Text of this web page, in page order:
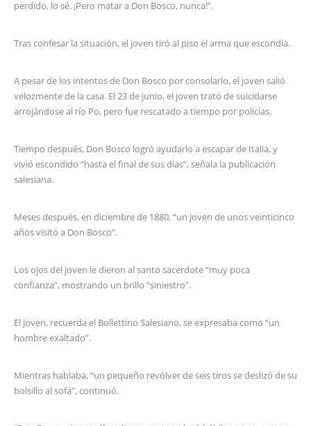
perdido, lo sé. ¡Pero matar a Don Bosco, nunca!”.
Tras confesar la situación, el joven tiró al piso el arma que escondía.
A pesar de los intentos de Don Bosco por consolarlo, el joven salió
velozmente de la casa. El 23 de junio, el joven trató de suicidarse
arrojándose al río Po, pero fue rescatado a tiempo por policías.
Tiempo después, Don Bosco logró ayudarlo a escapar de Italia, y
vivió escondido “hasta el final de sus días”, señala la publicación
salesiana.
Meses después, en diciembre de 1880, “un joven de unos veinticinco
años visitó a Don Bosco”.
Los ojos del joven le dieron al santo sacerdote “muy poca
confianza”, mostrando un brillo “siniestro”.
El joven, recuerda el Bollettino Salesiano, se expresaba como “un
hombre exaltado”.
Mientras hablaba, “un pequeño revólver de seis tiros se deslizó de su
bolsillo al sofá”, continuó.